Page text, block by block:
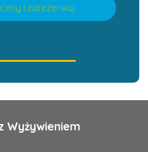
i zarezerwuj
Wyżywieniem